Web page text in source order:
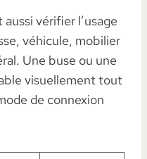
vérifier l’usage
véhicule, mobilier
Une buse ou une
visuellement tout
de connexion